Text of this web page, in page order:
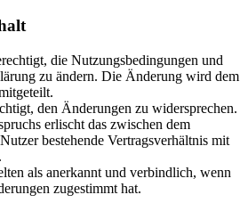
die Nutzungsbedingungen und
zu ändern. Die Änderung wird dem
den Änderungen zu widersprechen.
erlischt das zwischen dem
bestehende Vertragsverhältnis mit
als anerkannt und verbindlich, wenn
zugestimmt hat.